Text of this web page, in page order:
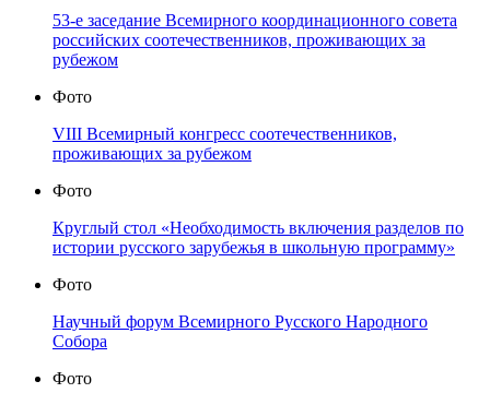
53-е заседание Всемирного координационного совета
российских соотечественников, проживающих за
рубежом
Фото
VIII Всемирный конгресс соотечественников,
проживающих за рубежом
Фото
Круглый стол «Необходимость включения разделов по
истории русского зарубежья в школьную программу»
Фото
Научный форум Всемирного Русского Народного
Собора
Фото